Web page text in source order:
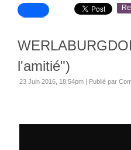
l'amitié")
23 Juin 2016, 18:54pm | Publié par